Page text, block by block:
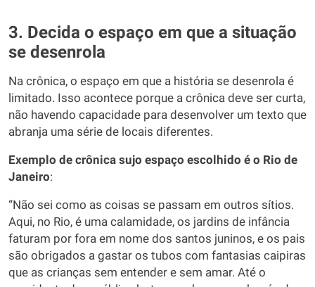
3. Decida o espaço em que a situação
se desenrola
Na crônica, o espaço em que a história se desenrola é
limitado. Isso acontece porque a crônica deve ser curta,
não havendo capacidade para desenvolver um texto que
abranja uma série de locais diferentes.
Exemplo de crônica sujo espaço escolhido é o Rio de
Janeiro:
“Não sei como as coisas se passam em outros sítios.
Aqui, no Rio, é uma calamidade, os jardins de infância
faturam por fora em nome dos santos juninos, e os pais
são obrigados a gastar os tubos com fantasias caipiras
que as crianças sem entender e sem amar. Até o